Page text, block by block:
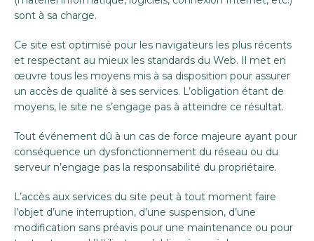
sont à sa charge.
Ce site est optimisé pour les navigateurs les plus récents
et respectant au mieux les standards du Web. Il met en
œuvre tous les moyens mis à sa disposition pour assurer
un accès de qualité à ses services. L’obligation étant de
moyens, le site ne s’engage pas à atteindre ce résultat.
Tout événement dû à un cas de force majeure ayant pour
conséquence un dysfonctionnement du réseau ou du
serveur n’engage pas la responsabilité du propriétaire.
L’accès aux services du site peut à tout moment faire
l’objet d’une interruption, d’une suspension, d’une
modification sans préavis pour une maintenance ou pour